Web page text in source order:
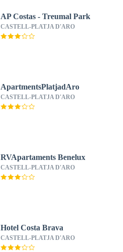
AP Costas - Treumal Park
CASTELL-PLATJA D'ARO
ApartmentsPlatjadAro
CASTELL-PLATJA D'ARO
RVApartaments Benelux
CASTELL-PLATJA D'ARO
Hotel Costa Brava
CASTELL-PLATJA D'ARO